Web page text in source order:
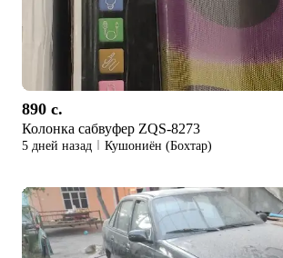
890 c.
Колонка сабвуфер ZQS-8273
5 дней назад Кушониён (Бохтар)